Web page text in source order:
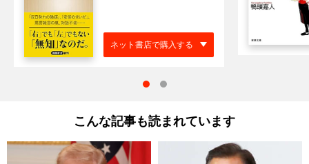
ネット書店で購入する
こんな記事も読まれています